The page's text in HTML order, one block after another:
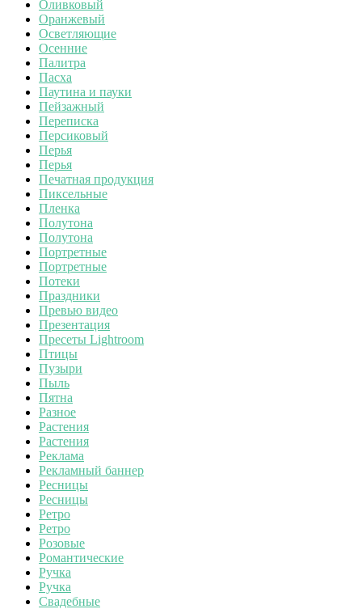
Оливковый
Оранжевый
Осветляющие
Осенние
Палитра
Пасха
Паутина и пауки
Пейзажный
Переписка
Персиковый
Перья
Перья
Печатная продукция
Пиксельные
Пленка
Полутона
Полутона
Портретные
Портретные
Потеки
Праздники
Превью видео
Презентация
Пресеты Lightroom
Птицы
Пузыри
Пыль
Пятна
Разное
Растения
Растения
Реклама
Рекламный баннер
Ресницы
Ресницы
Ретро
Ретро
Розовые
Романтические
Ручка
Ручка
Свадебные